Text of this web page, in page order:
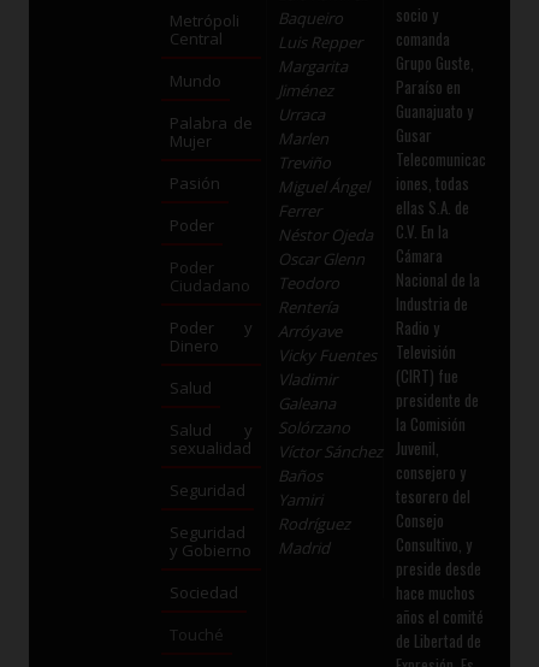
Metrópoli
Central
Mundo
Palabra de
Mujer
Pasión
Poder
Poder
Ciudadano
Poder y
Dinero
Salud
Salud y
sexualidad
Seguridad
Seguridad
y Gobierno
Sociedad
Touché
Baqueiro
Luis Repper
Margarita
Jiménez
Urraca
Marlen
Treviño
Miguel Ángel
Ferrer
Néstor Ojeda
Oscar Glenn
Teodoro
Rentería
Arróyave
Vicky Fuentes
Vladimir
Galeana
Solórzano
Víctor Sánchez
Baños
Yamiri
Rodríguez
Madrid
socio y
comanda
Grupo Guste,
Paraíso en
Guanajuato y
Gusar
Telecomunicac
iones, todas
ellas S.A. de
C.V. En la
Cámara
Nacional de la
Industria de
Radio y
Televisión
(CIRT) fue
presidente de
la Comisión
Juvenil,
consejero y
tesorero del
Consejo
Consultivo, y
preside desde
hace muchos
años el comité
de Libertad de